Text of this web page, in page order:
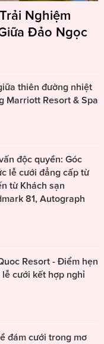
Nghiệm
Đảo Ngọc
thiên đường nhiệt
Marriott Resort & Spa
độc quyền: Góc
lễ cưới đẳng cấp từ
từ Khách sạn
81, Autograph
Resort - Điểm hẹn
lễ cưới kết hợp nghỉ
đám cưới trong mơ